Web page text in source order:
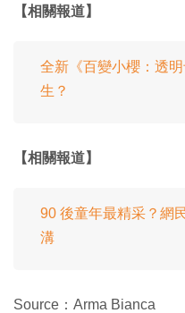
【相關報道】
全新《百變小櫻：透
生？
【相關報道】
90 後童年最精采？網
溝
Source：Arma Bianca